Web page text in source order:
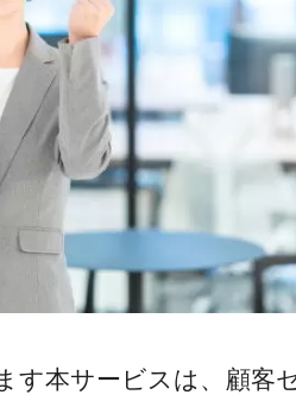
す本サービスは、顧客